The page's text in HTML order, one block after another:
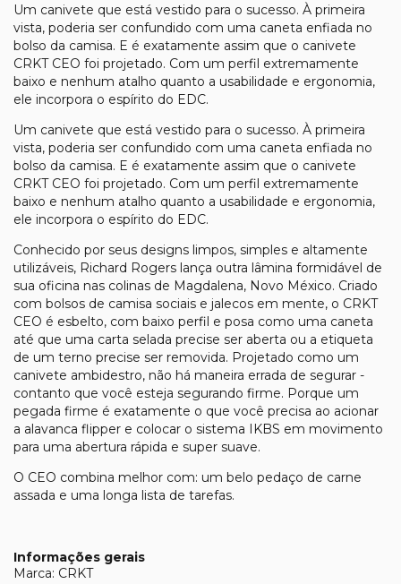
Um canivete que está vestido para o sucesso. À primeira
vista, poderia ser confundido com uma caneta enfiada no
bolso da camisa. E é exatamente assim que o canivete
CRKT CEO foi projetado. Com um perfil extremamente
baixo e nenhum atalho quanto a usabilidade e ergonomia,
ele incorpora o espírito do EDC.
Um canivete que está vestido para o sucesso. À primeira
vista, poderia ser confundido com uma caneta enfiada no
bolso da camisa. E é exatamente assim que o canivete
CRKT CEO foi projetado. Com um perfil extremamente
baixo e nenhum atalho quanto a usabilidade e ergonomia,
ele incorpora o espírito do EDC.
Conhecido por seus designs limpos, simples e altamente
utilizáveis, Richard Rogers lança outra lâmina formidável de
sua oficina nas colinas de Magdalena, Novo México. Criado
com bolsos de camisa sociais e jalecos em mente, o CRKT
CEO é esbelto, com baixo perfil e posa como uma caneta
até que uma carta selada precise ser aberta ou a etiqueta
de um terno precise ser removida. Projetado como um
canivete ambidestro, não há maneira errada de segurar -
contanto que você esteja segurando firme. Porque um
pegada firme é exatamente o que você precisa ao acionar
a alavanca flipper e colocar o sistema IKBS em movimento
para uma abertura rápida e super suave.
O CEO combina melhor com: um belo pedaço de carne
assada e uma longa lista de tarefas.
Informações gerais
Marca: CRKT